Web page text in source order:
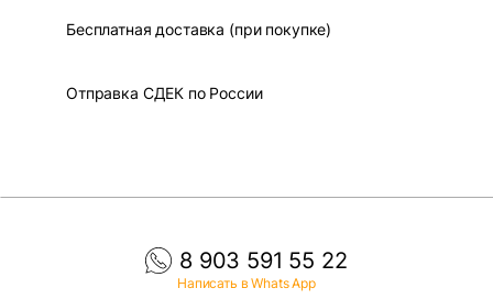
Бесплатная доставка (при покупке)
Отправка СДЕК по России
8 903 591 55 22
Написать в Whats App